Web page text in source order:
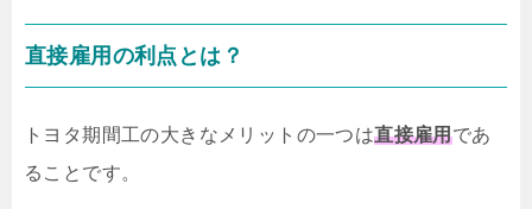
直接雇用の利点とは？
トヨタ期間工の大きなメリットの一つは直接雇用であ
ることです。